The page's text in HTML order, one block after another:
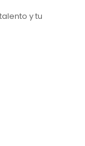
y tu